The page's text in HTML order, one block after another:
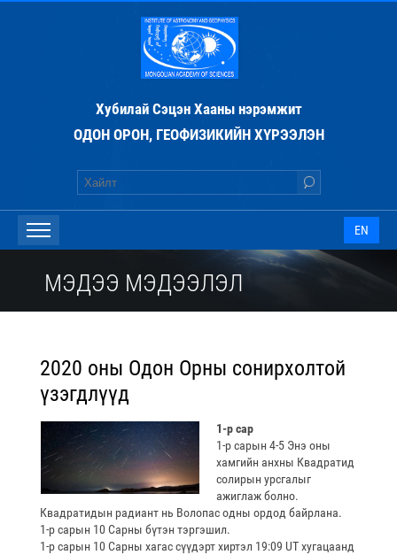
Хубилай Сэцэн Хааны нэрэмжит
ОДОН ОРОН, ГЕОФИЗИКИЙН ХҮРЭЭЛЭН
EN
МЭДЭЭ МЭДЭЭЛЭЛ
2020 оны Одон Орны сонирхолтой
үзэгдлүүд
1-р сар
1-р сарын 4-5 Энэ оны
хамгийн анхны Квадратид
солирын урсгалыг
ажиглаж болно.
Квадратидын радиант нь Волопас одны ордод байрлана.
1-р сарын 10 Сарны бүтэн тэргэшил.
1-р сарын 10 Сарны хагас сүүдэрт хиртэл 19:09 UT хугацаанд